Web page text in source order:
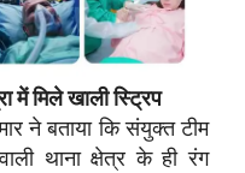
में मिले खाली स्ट्रिप
ने बताया कि संयुक्त टीम
थाना क्षेत्र के ही रंग